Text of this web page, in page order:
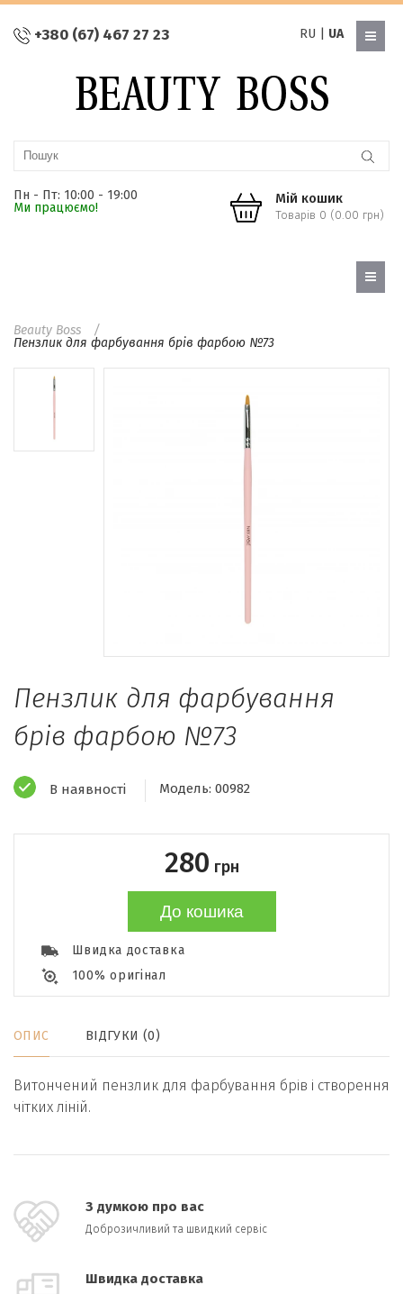
+380 (67) 467 27 23 RU UA
Пн - Пт: 10:00 - 19:00
Ми працюємо!
Мій кошик
Товарів 0 (0.00 грн)
Beauty Boss
Пензлик для фарбування брів фарбою №73
Пензлик для фарбування
брів фарбою №73
В наявності Модель: 00982
280 грн
До кошика
Швидка доставка
100% оригінал
ОПИС ВІДГУКИ (0)
Витончений пензлик для фарбування брів і створення
чітких ліній.
З думкою про вас
Доброзичливий та швидкий сервіс
Швидка доставка